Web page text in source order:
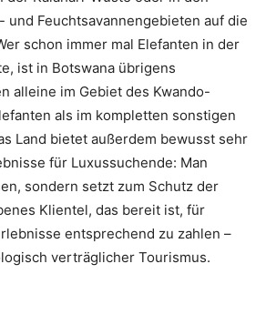
und Feuchtsavannengebieten auf die
schon immer mal Elefanten in der
ist in Botswana übrigens
alleine im Gebiet des Kwando-
als im kompletten sonstigen
Land bietet außerdem bewusst sehr
für Luxussuchende: Man
sondern setzt zum Schutz der
Klientel, das bereit ist, für
entsprechend zu zahlen –
verträglicher Tourismus.